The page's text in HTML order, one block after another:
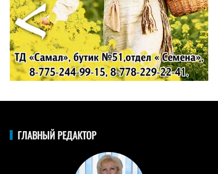
ГЛАВНЫЙ РЕДАКТОР